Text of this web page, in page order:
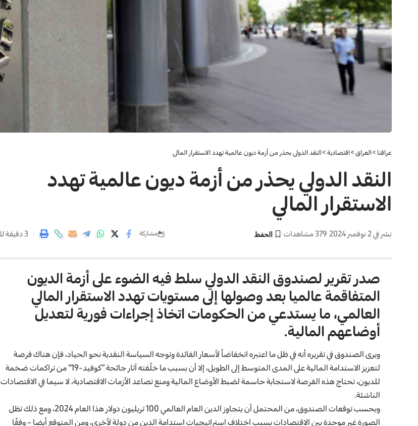
عراقنا >العراق>اقتصادية>النقد الدولي يحذر من أزمة ديون عالمية تهدد الاستقرار المالي
النقد الدولي يحذر من أزمة ديون عالمية تهدد
الاستقرار المالي
نشر في 2 نوفمبر 2024 379 مشاهدات مشاركة 3 دقيقة للقراءة
صدر تقرير لصندوق النقد الدولي سلط فيه الضوء على أزمة الديون
المتفاقمة عالميا بعد وصولها إلى مستويات تهدد الاستقرار المالي
العالمي، ما يستدعي من الحكومات اتخاذ إجراءات فورية لتعديل
أوضاعهم المالية.
ويرى الصندوق في تقريره أنه في ظل ما اعتبره انخفاضاً لأسعار الفائدة وتوجه السياسة النقدية نحو الحياد، فإن هناك فرصة
لتعزيز الاستدامة المالية على المدى المتوسط إلى الطويل، إلا أن بسبب ما خلّفته آثار جائحة “كوفيد-19” من تراكمات ضخمة
للديون، تحتاج هذه الفرصة لاستجابة حاسمة لضبط الأوضاع المالية ومنع تصاعد الأزمات الاقتصادية، لا سيما في الاقتصادات
الناشئة.
وبحسب توقعات الصندوق، من المحتمل أن يتجاوز الدين العام العالمي 100 تريليون دولار هذا العام 2024، ومع ذلك تظل
الصورة غير موحدة بين الاقتصادات بسبب اختلاف استراتيجيات استدامة الدين من دولة لأخرى، ومن المتوقع أيضا – وفقًا